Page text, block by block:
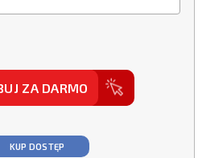
ZA DARMO
KUP DOSTĘP